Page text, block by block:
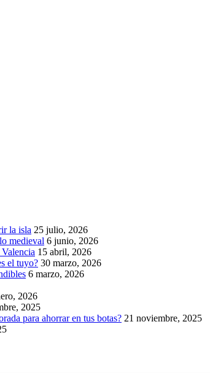
la isla 25 julio, 2026
medieval 6 junio, 2026
15 abril, 2026
el tuyo? 30 marzo, 2026
6 marzo, 2026
2026
2025
para ahorrar en tus botas? 21 noviembre, 2025